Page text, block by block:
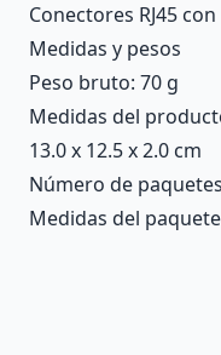
Conectores RJ45
Medidas y pesos
Peso bruto: 70 g
Medidas del
13.0 x 12.5 x 2.0 cm
Número de
Medidas del